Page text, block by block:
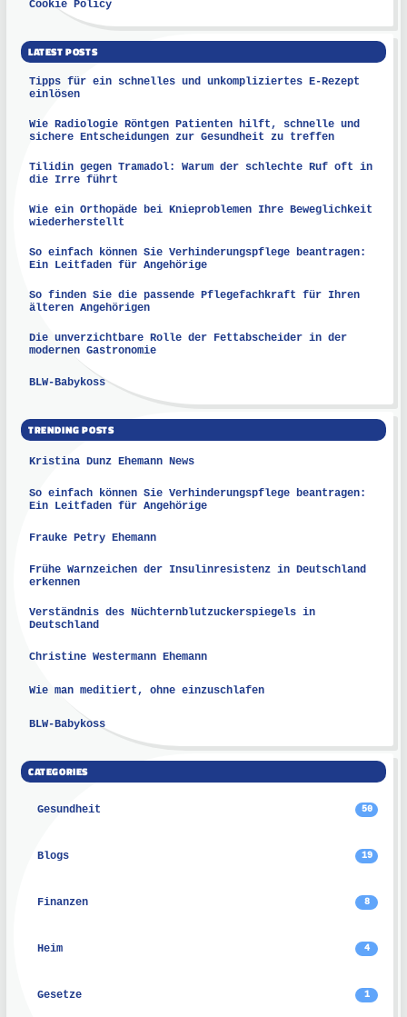
Cookie Policy
LATEST POSTS
Tipps für ein schnelles und unkompliziertes E-Rezept
einlösen
Wie Radiologie Röntgen Patienten hilft, schnelle und
sichere Entscheidungen zur Gesundheit zu treffen
Tilidin gegen Tramadol: Warum der schlechte Ruf oft in
die Irre führt
Wie ein Orthopäde bei Knieproblemen Ihre Beweglichkeit
wiederherstellt
So einfach können Sie Verhinderungspflege beantragen:
Ein Leitfaden für Angehörige
So finden Sie die passende Pflegefachkraft für Ihren
älteren Angehörigen
Die unverzichtbare Rolle der Fettabscheider in der
modernen Gastronomie
BLW-Babykoss
TRENDING POSTS
Kristina Dunz Ehemann News
So einfach können Sie Verhinderungspflege beantragen:
Ein Leitfaden für Angehörige
Frauke Petry Ehemann
Frühe Warnzeichen der Insulinresistenz in Deutschland
erkennen
Verständnis des Nüchternblutzuckerspiegels in
Deutschland
Christine Westermann Ehemann
Wie man meditiert, ohne einzuschlafen
BLW-Babykoss
CATEGORIES
Gesundheit 50
Blogs 19
Finanzen 8
Heim 4
Gesetze 1